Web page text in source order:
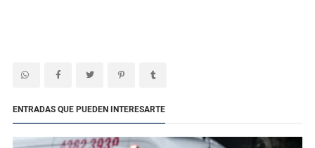
ENTRADAS QUE PUEDEN INTERESARTE